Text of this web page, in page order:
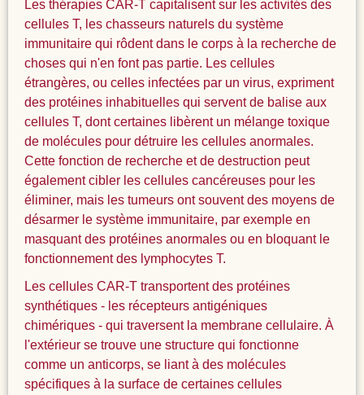
Les thérapies CAR-T capitalisent sur les activités des
cellules T, les chasseurs naturels du système
immunitaire qui rôdent dans le corps à la recherche de
choses qui n'en font pas partie. Les cellules
étrangères, ou celles infectées par un virus, expriment
des protéines inhabituelles qui servent de balise aux
cellules T, dont certaines libèrent un mélange toxique
de molécules pour détruire les cellules anormales.
Cette fonction de recherche et de destruction peut
également cibler les cellules cancéreuses pour les
éliminer, mais les tumeurs ont souvent des moyens de
désarmer le système immunitaire, par exemple en
masquant des protéines anormales ou en bloquant le
fonctionnement des lymphocytes T.
Les cellules CAR-T transportent des protéines
synthétiques - les récepteurs antigéniques
chimériques - qui traversent la membrane cellulaire. À
l'extérieur se trouve une structure qui fonctionne
comme un anticorps, se liant à des molécules
spécifiques à la surface de certaines cellules